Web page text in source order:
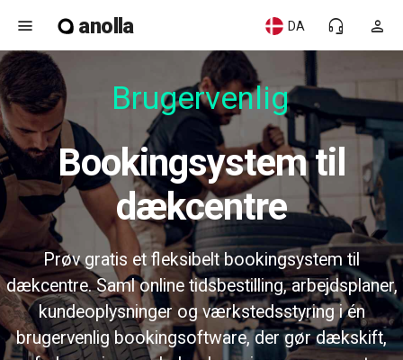
menu anolla person
headset_mic
DA
Brugervenlig
Bookingsystem til
dækcentre
Prøv gratis et fleksibelt bookingsystem til
dækcentre. Saml online tidsbestilling, arbejdsplaner,
kundeoplysninger og værkstedsstyring i én
brugervenlig bookingsoftware, der gør dækskift,